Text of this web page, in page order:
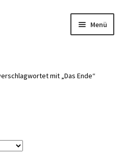
Menü
mit „Das Ende“